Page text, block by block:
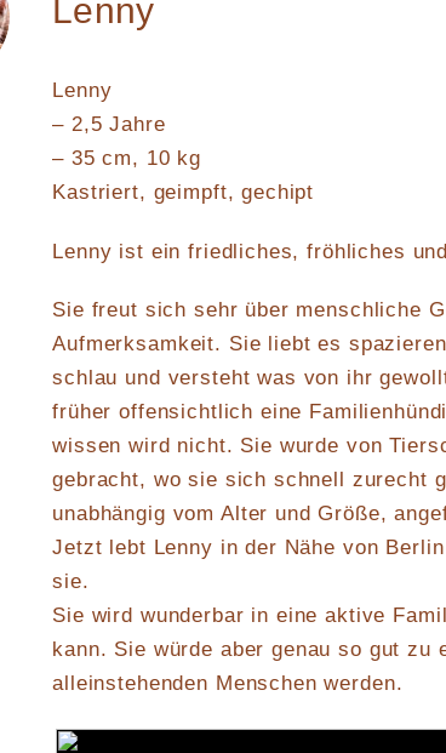
Lenny
Lenny
– 2,5 Jahre
– 35 cm, 10 kg
Kastriert, geimpft, gechipt
Lenny ist ein friedliches, fröhliches
Sie freut sich sehr über menschliche
Aufmerksamkeit. Sie liebt es
schlau und versteht was von ihr
früher offensichtlich eine
wissen wird nicht. Sie wurde von
gebracht, wo sie sich schnell zurecht
unabhängig vom Alter und Größe,
Jetzt lebt Lenny in der Nähe von
sie.
Sie wird wunderbar in eine aktive
kann. Sie würde aber genau so gut zu
alleinstehenden Menschen werden.